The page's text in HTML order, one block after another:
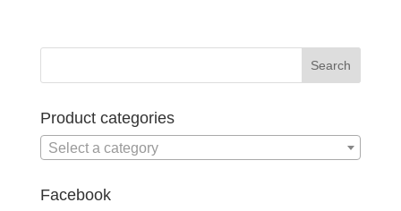
฿8,500.00.฿6,800.00.
Product categories
Select a category
Facebook